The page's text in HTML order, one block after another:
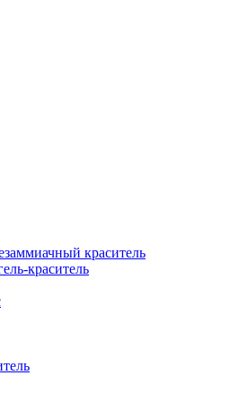
краситель
краситель